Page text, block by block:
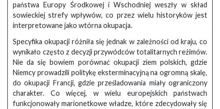
państwa Europy Środkowej i Wschodniej weszły w skład
sowieckiej strefy wpływów, co przez wielu historyków jest
interpretowane jako wtórna okupacja.
Specyfika okupacji różniła się jednak w zależności od kraju, co
wynikało często z decyzji przywódców totalitarnych reżimów.
Nie da się bowiem porównać okupacji ziem polskich, gdzie
Niemcy prowadzili politykę eksterminacyjną na ogromną skalę,
do okupacji Francji, gdzie prześladowania miały ograniczony
charakter. Co więcej, w wielu europejskich państwach
funkcjonowały marionetkowe władze, które zdecydowały się